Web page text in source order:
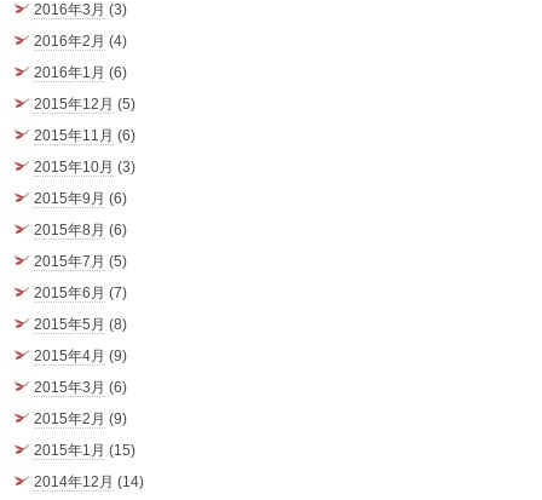
2016年3月 (3)
2016年2月 (4)
2016年1月 (6)
2015年12月 (5)
2015年11月 (6)
2015年10月 (3)
2015年9月 (6)
2015年8月 (6)
2015年7月 (5)
2015年6月 (7)
2015年5月 (8)
2015年4月 (9)
2015年3月 (6)
2015年2月 (9)
2015年1月 (15)
2014年12月 (14)